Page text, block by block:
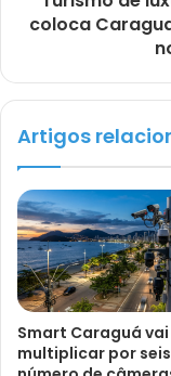
coloca
Artigos
Smart Caraguá vai
multiplicar por